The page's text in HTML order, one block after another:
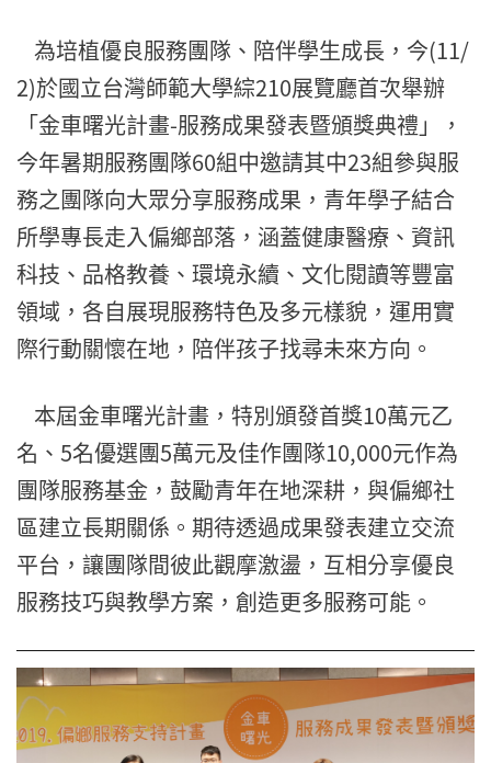
為培植優良服務團隊、陪伴學生成長，今(11/
2)於國立台灣師範大學綜210展覽廳首次舉辦
「金車曙光計畫-服務成果發表暨頒獎典禮」，
今年暑期服務團隊60組中邀請其中23組參與服
務之團隊向大眾分享服務成果，青年學子結合
所學專長走入偏鄉部落， 涵蓋健康醫療、資訊
科技、品格教養、環境永續、 文化閱讀等豐富
領域，各自展現服務特色及多元樣貌， 運用實
際行動關懷在地，陪伴孩子找尋未來方向。
本屆金車曙光計畫，特別頒發首獎10萬元乙
名、5名優選團5萬元及佳作團隊10,000元作為
團隊服務基金，鼓勵青年在地深耕， 與偏鄉社
區建立長期關係。期待透過成果發表建立交流
平台， 讓團隊間彼此觀摩激盪，互相分享優良
服務技巧與教學方案， 創造更多服務可能。